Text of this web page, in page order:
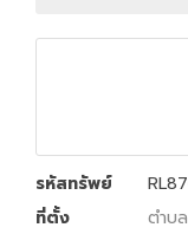
รหัสทรัพย์
ที่ตั้ง
ตำบ